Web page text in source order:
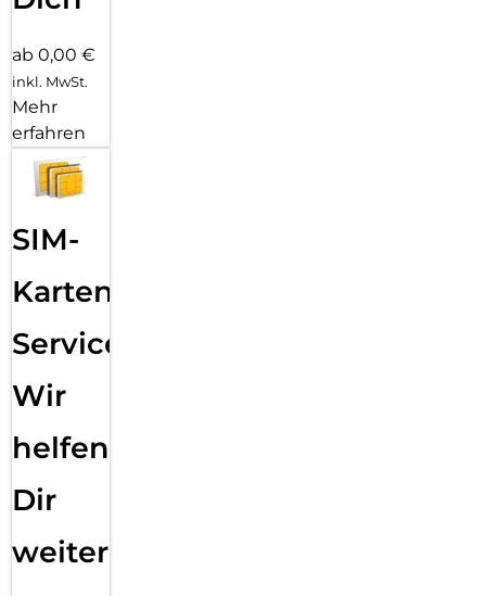
ab 0,00 €
inkl. MwSt.
Mehr
erfahren
SIM-
Karten
Service:
Wir
helfen
Dir
weiter